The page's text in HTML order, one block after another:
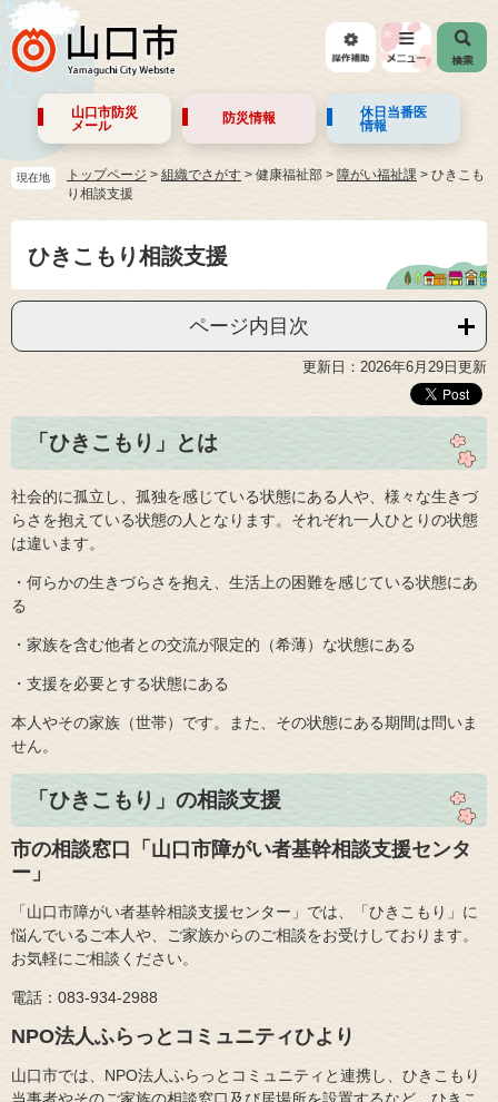
山口市防災
メール
防災情報
休日当番医
情報
現在地 トップページ > 組織でさがす > 健康福祉部 > 障がい福祉課 > ひきこも
り相談支援
ひきこもり相談支援
ページ内目次
更新日：2026年6月29日更新
「ひきこもり」とは
社会的に孤立し、孤独を感じている状態にある人や、様々な生きづ
らさを抱えている状態の人となります。それぞれ一人ひとりの状態
は違います。
・何らかの生きづらさを抱え、生活上の困難を感じている状態にあ
る
・家族を含む他者との交流が限定的（希薄）な状態にある
・支援を必要とする状態にある
本人やその家族（世帯）です。また、その状態にある期間は問いま
せん。
「ひきこもり」の相談支援
市の相談窓口「山口市障がい者基幹相談支援センタ
ー」
「山口市障がい者基幹相談支援センター」では、「ひきこもり」に
悩んでいるご本人や、ご家族からのご相談をお受けしております。
お気軽にご相談ください。
電話：083-934-2988
NPO法人ふらっとコミュニティひより
山口市では、NPO法人ふらっとコミュニティと連携し、ひきこもり
当事者やそのご家族の相談窓口及び居場所を設置するなど、ひきこ